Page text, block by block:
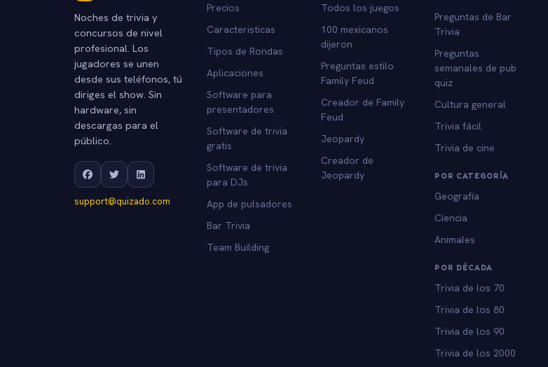
Noches de trivia y
concursos de nivel
profesional. Los
jugadores se unen
desde sus teléfonos, tú
diriges el show. Sin
hardware, sin
descargas para el
público.
support@quizado.com
Precios
Caracteristicas
Tipos de Rondas
Aplicaciones
Software para
presentadores
Software de trivia
gratis
Software de trivia
para DJs
App de pulsadores
Bar Trivia
Team Building
Todos los juegos
100 mexicanos
dijeron
Preguntas estilo
Family Feud
Creador de Family
Feud
Jeopardy
Creador de
Jeopardy
Preguntas de Bar
Trivia
Preguntas
semanales de pub
quiz
Cultura general
Trivia fácil
Trivia de cine
POR CATEGORÍA
Geografía
Ciencia
Animales
POR DÉCADA
Trivia de los 70
Trivia de los 80
Trivia de los 90
Trivia de los 2000